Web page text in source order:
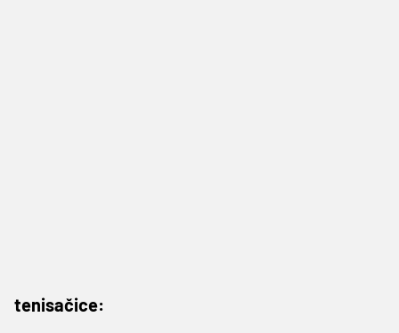
tenisačice: